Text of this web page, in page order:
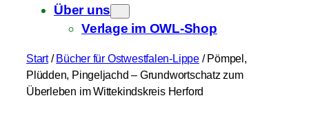
Über uns
Verlage im OWL-Shop
Start/Bücher für Ostwestfalen-Lippe/ Pömpel,
Plüdden, Pingeljachd – Grundwortschatz zum
Überleben im Wittekindskreis Herford